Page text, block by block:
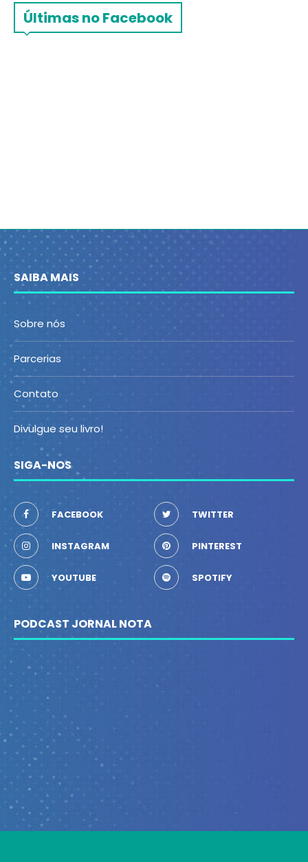
Últimas no Facebook
SAIBA MAIS
Sobre nós
Parcerias
Contato
Divulgue seu livro!
SIGA-NOS
FACEBOOK TWITTER
INSTAGRAM PINTEREST
YOUTUBE SPOTIFY
PODCAST JORNAL NOTA